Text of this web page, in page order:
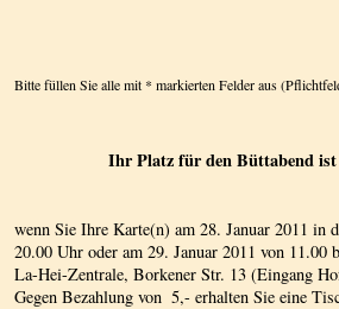
Bitte füllen Sie alle mit * markierten Felder aus
Ihr Platz für den Büttabend
wenn Sie Ihre Karte(n) am 28. Januar 2011 in
20.00 Uhr oder am 29. Januar 2011 von 11.00
La-Hei-Zentrale, Borkener Str. 13 (Eingang
Gegen Bezahlung von  5,- erhalten Sie eine